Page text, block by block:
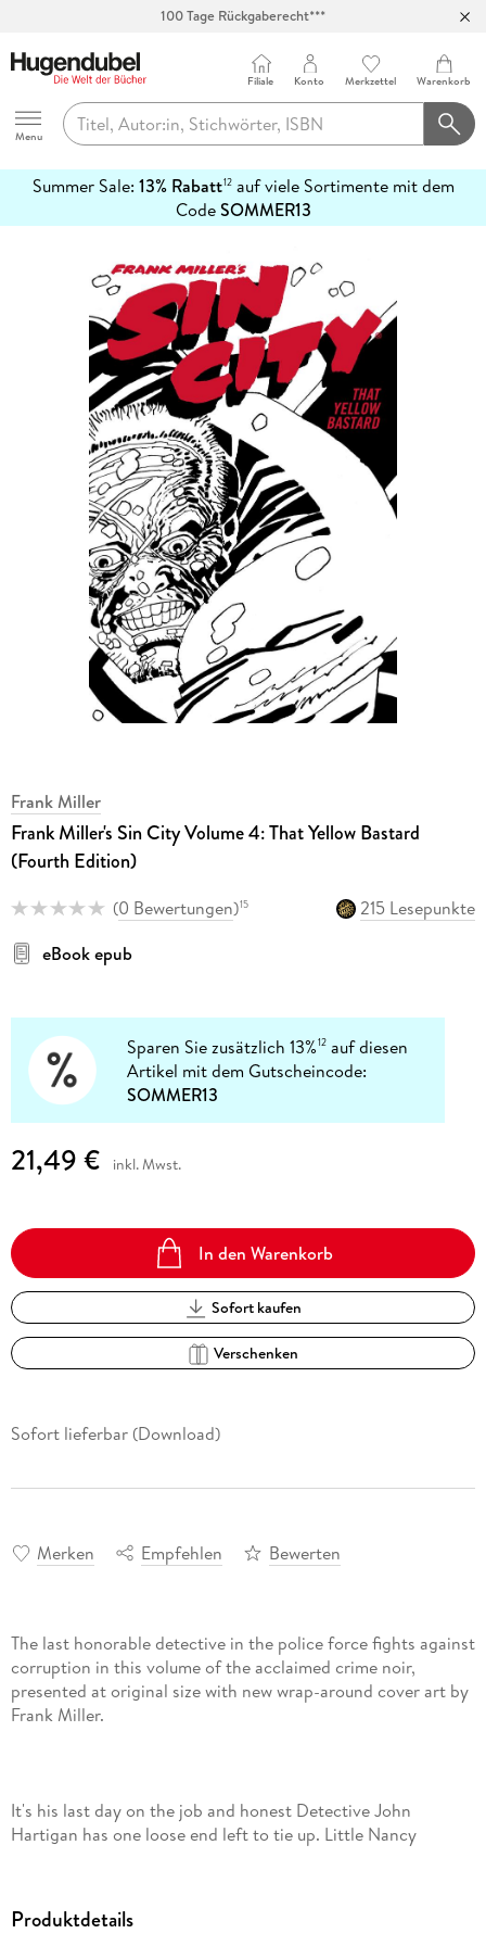
100 Tage Rückgaberecht***
Hugendubel
Menu
Filiale Konto Merkzettel Warenkorb
Summer Sale: 13% Rabatt12auf viele Sortimente mit dem
CodeSOMMER13
erfahren
Frank Miller
Frank Miller's Sin City Volume 4: That Yellow Bastard
(Fourth Edition)
(0 Bewertungen)15
215 Lesepunkte
eBook epub
Sparen Sie zusätzlich 13%12 auf diesen
Artikel mit dem Gutscheincode:
SOMMER13
21,49 € inkl. Mwst.
In den Warenkorb
Sofort kaufen
Verschenken
Sofort lieferbar (Download)
Merken Empfehlen Bewerten
The last honorable detective in the police force fights against
corruption in this volume of the acclaimed crime noir,
presented at original size with new wrap-around cover art by
It's his last day on the job and honest Detective John
Hartigan has one loose end left to tie up. Little Nancy
and she won't be his last-unless Hartigan can put a stop to
him, no matter how important the heinous psycho's father is.
Produktdetails